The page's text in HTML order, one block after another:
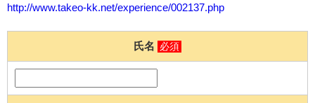
http://www.takeo-kk.net/experience/002137.php
氏名 必須